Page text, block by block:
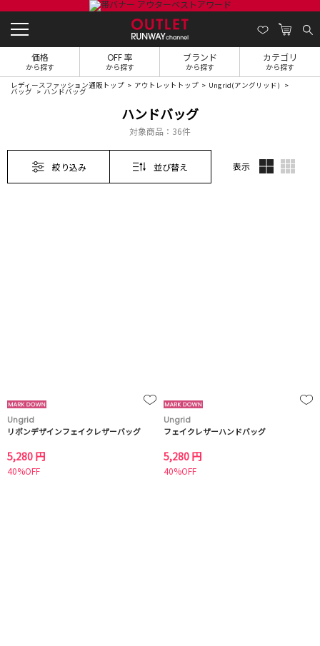
価格
から探す
OFF 率
から探す
ブランド
から探す
カテゴリ
から探す
レディースファッション通販トップ アウトレットトップ Ungrid(アングリッド)
バッグ ハンドバッグ
ハンドバッグ
対象商品： 36件
絞り込み 並び替え 表示
Ungrid
リボンデザインフェイクレザーバッグ
5,280 円
40%OFF
Ungrid
フェイクレザーハンドバッグ
5,280 円
40%OFF